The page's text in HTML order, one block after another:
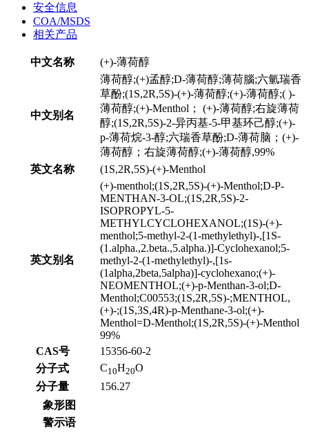
安全信息
COA/MSDS
相关产品
中文名称 (+)-薄荷醇
中文别名
薄荷醇;(+)孟醇;D-薄荷醇;薄荷腦;六氫瑞香
草酚;(1S,2R,5S)-(+)-薄荷醇;(+)-薄荷醇;( )-
薄荷醇;(+)-Menthol； (+)-薄荷醇;右旋薄荷
醇;(1S,2R,5S)-2-异丙基-5-甲基环己醇;(+)-
p-薄荷烷-3-醇;六瑞香草酚;D-薄荷脑；(+)-
薄荷醇；右旋薄荷醇;(+)-薄荷醇,99%
英文名称
(1S,2R,5S)-(+)-Menthol
英文别名
(+)-menthol;(1S,2R,5S)-(+)-Menthol;D-P-
MENTHAN-3-OL;(1S,2R,5S)-2-
ISOPROPYL-5-
METHYLCYCLOHEXANOL;(1S)-(+)-
menthol;5-methyl-2-(1-methylethyl)-,[1S-
(1.alpha.,2.beta.,5.alpha.)]-Cyclohexanol;5-
methyl-2-(1-methylethyl)-,[1s-
(1alpha,2beta,5alpha)]-cyclohexano;(+)-
NEOMENTHOL;(+)-p-Menthan-3-ol;D-
Menthol;C00553;(1S,2R,5S)-;MENTHOL,
(+)-;(1S,3S,4R)-p-Menthane-3-ol;(+)-
Menthol=D-Menthol;(1S,2R,5S)-(+)-Menthol
99%
CAS号
15356-60-2
分子式
C10H20O
分子量
156.27
象形图
警示语